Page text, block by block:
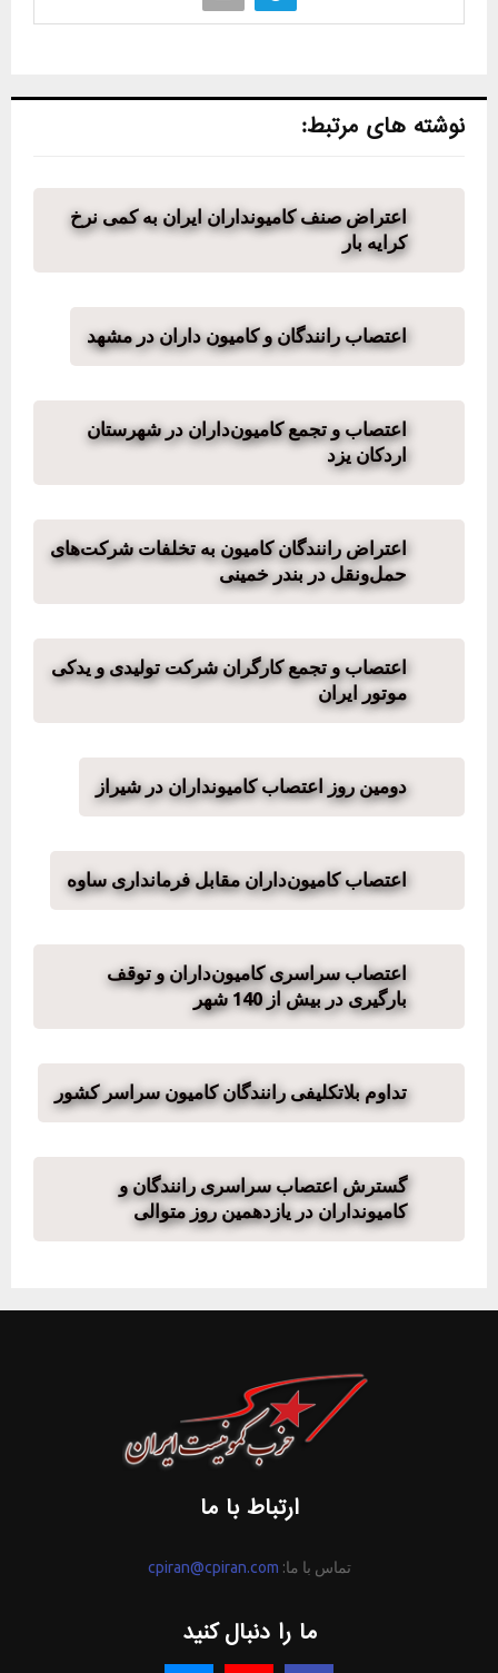
نوشته های مرتبط:
اعتراض صنف کامیونداران ایران به کمی نرخ
کرایه بار
اعتصاب رانندگان و کامیون داران در مشهد
اعتصاب و تجمع کامیون‌داران در شهرستان
اردکان یزد
اعتراض رانندگان کامیون به تخلفات شرکت‌های
حمل‌ونقل در بندر خمینی
اعتصاب و تجمع کارگران شرکت تولیدی و یدکی
موتور ایران
دومین روز اعتصاب کامیونداران در شیراز
اعتصاب کامیون‌داران مقابل فرمانداری ساوه
اعتصاب سراسری کامیون‌داران و توقف
بارگیری در بیش از 140 شهر
تداوم بلاتکلیفی رانندگان کامیون سراسر کشور
گسترش اعتصاب سراسری رانندگان و
کامیونداران در یازدهمین روز متوالی
ارتباط با ما
تماس با ما: cpiran@cpiran.com
ما را دنبال کنید